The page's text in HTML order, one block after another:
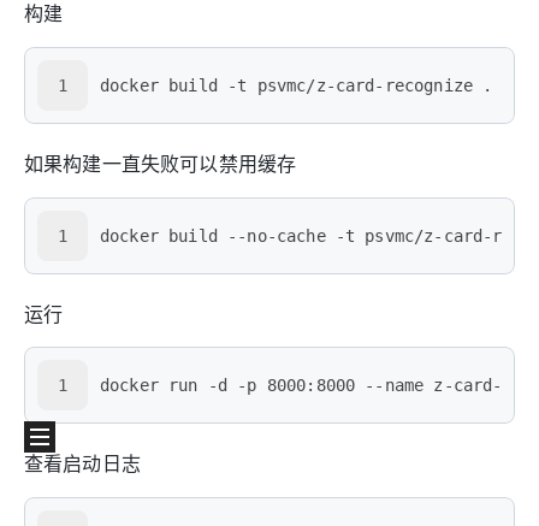
构建
1 docker build -t psvmc/z-card-recognize .
如果构建一直失败可以禁用缓存
1 docker build --no-cache -t psvmc/z-card-
运行
1 docker run -d -p 8000:8000 --name z-card-
查看启动日志